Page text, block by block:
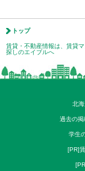
トップ
賃貸・不動産情報は、賃貸
探しのエイブルへ
北
過去の
学生
[PR]